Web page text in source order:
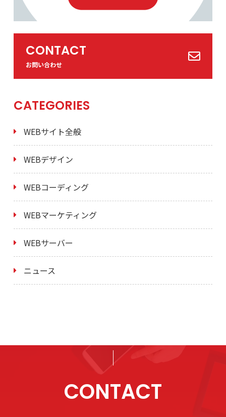
CONTACT
お問い合わせ
CATEGORIES
WEBサイト全般
WEBデザイン
WEBコーディング
WEBマーケティング
WEBサーバー
ニュース
CONTACT